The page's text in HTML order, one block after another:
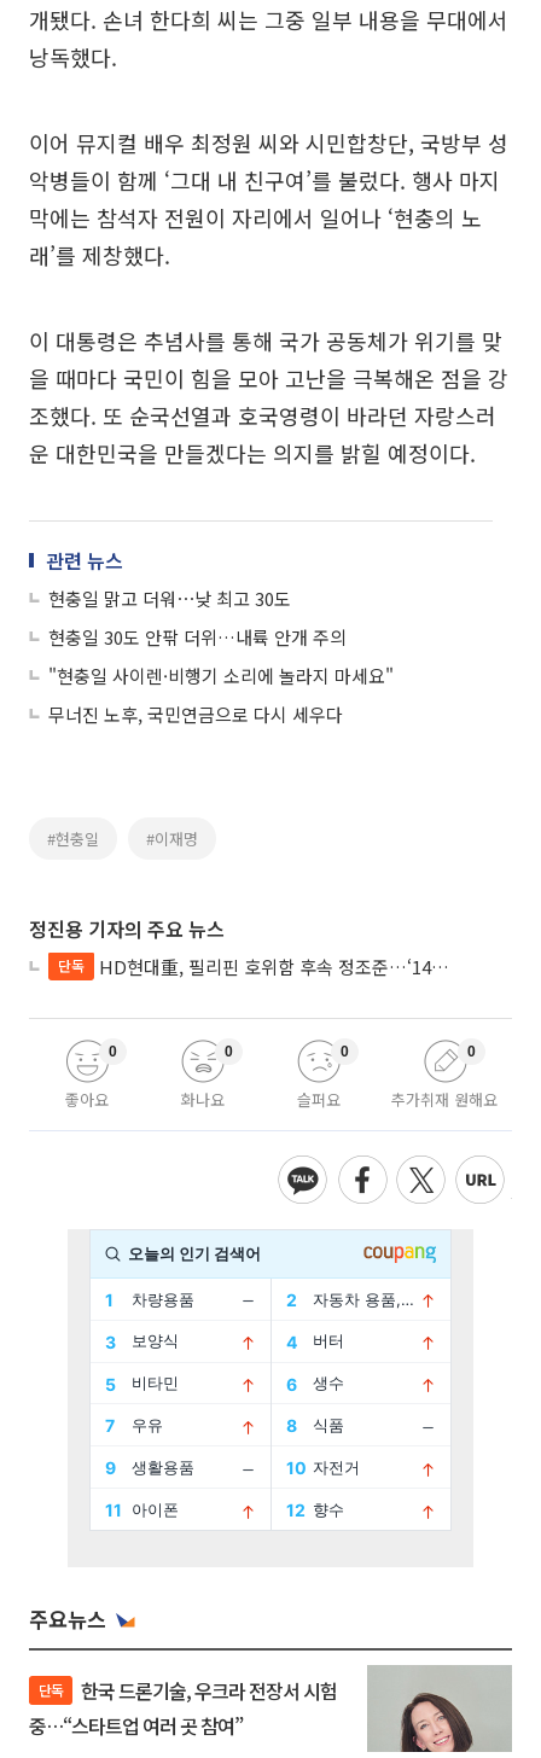
개됐다. 손녀 한다희 씨는 그중 일부 내용을 무대에서
낭독했다.
이어 뮤지컬 배우 최정원 씨와 시민합창단, 국방부 성
악병들이 함께 ‘그대 내 친구여’를 불렀다. 행사 마지
막에는 참석자 전원이 자리에서 일어나 ‘현충의 노
래’를 제창했다.
이 대통령은 추념사를 통해 국가 공동체가 위기를 맞
을 때마다 국민이 힘을 모아 고난을 극복해온 점을 강
조했다. 또 순국선열과 호국영령이 바라던 자랑스러
운 대한민국을 만들겠다는 의지를 밝힐 예정이다.
관련 뉴스
현충일 맑고 더워⋯낮 최고 30도
현충일 30도 안팎 더위…내륙 안개 주의
"현충일 사이렌·비행기 소리에 놀라지 마세요"
무너진 노후, 국민연금으로 다시 세우다
#현충일 #이재명
정진용 기자의 주요 뉴스
단독 HD현대重, 필리핀 호위함 후속 정조준…‘14척+α’ 싹쓸이 노린다
좋아요
0
화나요
0
슬퍼요
0
추가취재 원해요
0
주요뉴스
단독
중…“스타트업 여러 곳 참여”